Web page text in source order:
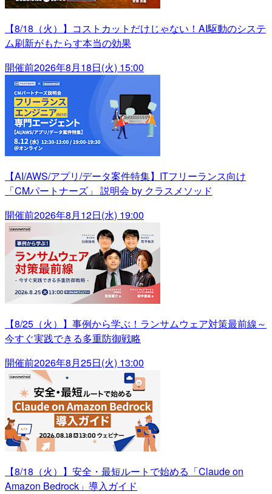
【8/18（火）】コストカットだけじゃない！AI駆動のシステ
ム刷新がもたらす本当の効果
開催前2026年8月18日(火) 15:00
【AI/AWS/アプリ/データ案件特集】ITフリーランス向け
「CMパートナーズ」 説明会 by クラスメソッド
開催前2026年8月12日(水) 19:00
【8/25（火）】事例から学ぶ！ランサムウェア対策最前線～
今すぐ実践できる多重防御戦略
開催前2026年8月25日(火) 13:00
【8/18（火）】安全・最短ルートで始める「Claude on
Amazon Bedrock」導入ガイド